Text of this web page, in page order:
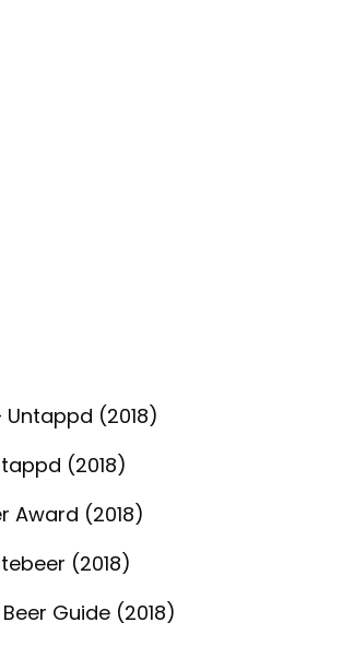
(2018)
(2018)
Award (2018)
(2018)
Guide (2018)